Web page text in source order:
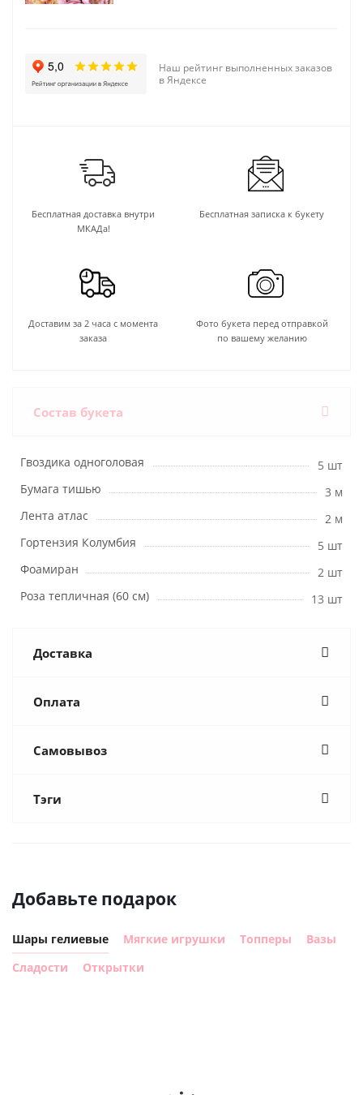
Наш рейтинг выполненных заказов
в Яндексе
Бесплатная доставка внутри
МКАДа!
Бесплатная записка к букету
Доставим за 2 часа с момента
заказа
Фото букета перед отправкой
по вашему желанию
Состав букета
Гвоздика одноголовая
5 шт
Бумага тишью
3 м
Лента атлас
2 м
Гортензия Колумбия
5 шт
Фоамиран
2 шт
Роза тепличная (60 см)
13 шт
Доставка
Оплата
Самовывоз
Тэги
Добавьте подарок
Шары гелиевые Мягкие игрушки Топперы
Вазы
Сладости
Открытки